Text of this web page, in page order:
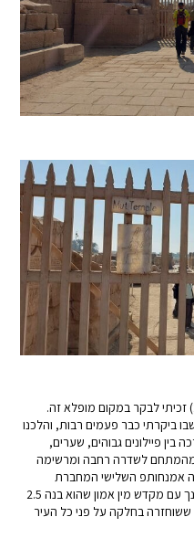
של במצרים (דצמבר 2022) זכיתי לבקר במקום מופלא זה.
כבר פעמים רבות, והלכנו
פיילונים גבוהים, שערים,
לשדרה רחבה ומרשימה
השלישי המחברת
בהמשכה את מתחם מקדשי אמון רע בכרנך עם מקדש מין אמון שהוא בנה 2.5
בחלקה על פני כל העיר